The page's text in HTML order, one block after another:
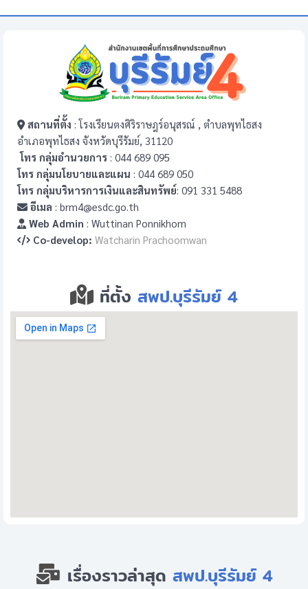
สถานที่ตั้ง : โรงเรียนตงศิริราษฎร์อนุสรณ์ , ตำบลพุทไธสง
อำเภอพุทไธสง จังหวัดบุรีรัมย์, 31120
โทร กลุ่มอำนวยการ : 044 689 095
โทร กลุ่มนโยบายและแผน : 044 689 050
โทร กลุ่มบริหารการเงินและสินทรัพย์: 091 331 5488
อีเมล : brm4@esdc.go.th
Web Admin : Wuttinan Ponnikhom
Co-develop: Watcharin Prachoomwan
ที่ตั้ง สพป.บุรีรัมย์ 4
เรื่องราวล่าสุด สพป.บุรีรัมย์ 4